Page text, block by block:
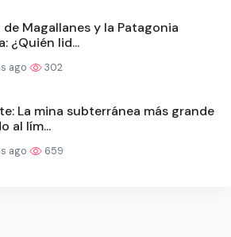
de Magallanes y la Patagonia
¿Quién lid...
ago 302
La mina subterránea más grande
al lím...
ago 659